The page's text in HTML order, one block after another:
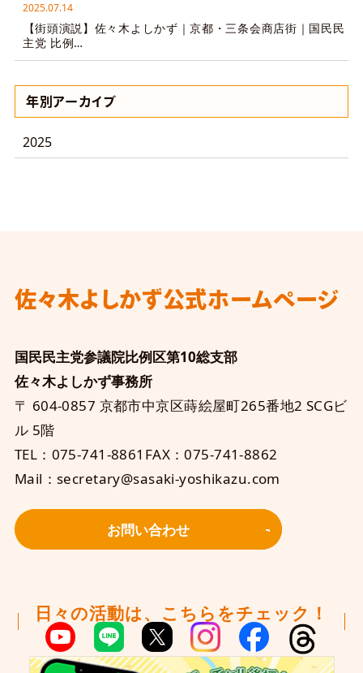
2025.07.14
【街頭演説】佐々木よしかず｜京都・三条会商店街｜国民民
主党 比例…
年別アーカイブ
2025
佐々木よしかず公式ホームページ
国民民主党参議院比例区第10総支部
佐々木よしかず事務所
〒 604-0857 京都市中京区蒔絵屋町265番地2 SCGビ
ル 5階
TEL：075-741-8861 FAX：075-741-8862
Mail：secretary@sasaki-yoshikazu.com
お問い合わせ
日々の活動は、こちらをチェック！